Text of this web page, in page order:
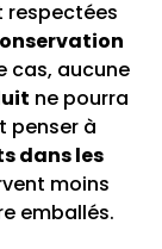
respectées
cas, aucune
ne pourra
penser à
dans les
moins
emballés.